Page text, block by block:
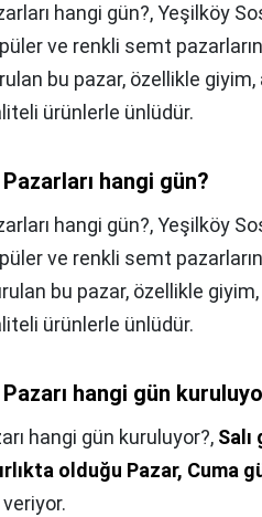
hangi gün?, Yeşilköy
ve renkli semt
bu pazar, özellikle giyim,
ürünlerle ünlüdür.
hangi gün?
hangi gün?,Yeşilköy
ve renkli semt
bu pazar, özellikle
ürünlerle ünlüdür.
hangi gün
hangi gün kuruluyor?, Salı
olduğu Pazar, Cuma